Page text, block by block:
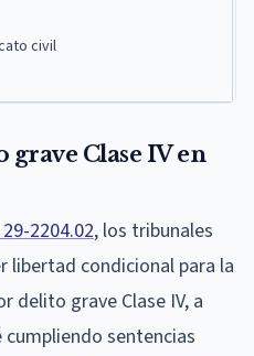
civil
Clase IV en
2204.02, los tribunales
libertad condicional para la
delito grave Clase IV, a
sentencias